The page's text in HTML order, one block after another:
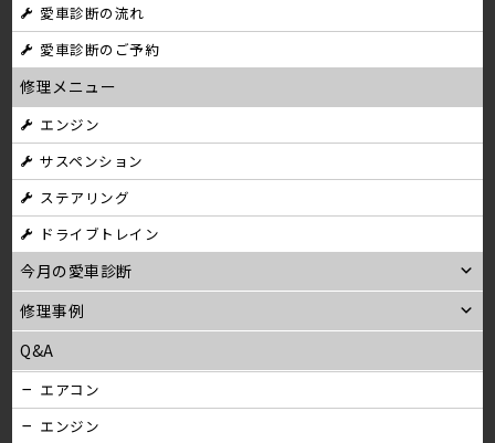
愛車診断の流れ
愛車診断のご予約
修理メニュー
エンジン
サスペンション
ステアリング
ドライブトレイン
今月の愛車診断
修理事例
Q&A
エアコン
エンジン